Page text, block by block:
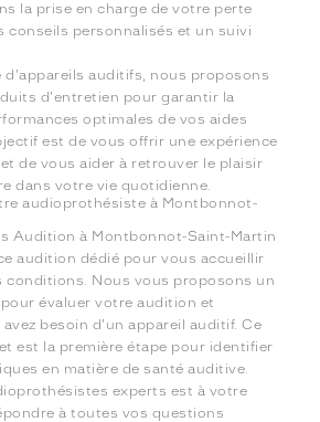
la prise en charge de votre perte
conseils personnalisés et un suivi
d'appareils auditifs, nous proposons
d'entretien pour garantir la
optimales de vos aides
est de vous offrir une expérience
de vous aider à retrouver le plaisir
dans votre vie quotidienne.
audioprothésiste à Montbonnot-
Audition à Montbonnot-Saint-Martin
audition dédié pour vous accueillir
conditions. Nous vous proposons un
pour évaluer votre audition et
besoin d'un appareil auditif. Ce
est la première étape pour identifier
en matière de santé auditive.
experts est à votre
à toutes vos questions